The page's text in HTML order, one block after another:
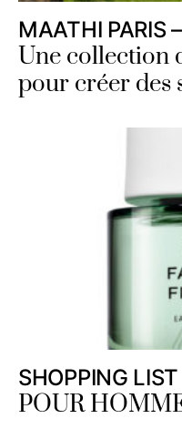
MAATHI PARIS
Une collection
pour créer des
SHOPPING
POUR